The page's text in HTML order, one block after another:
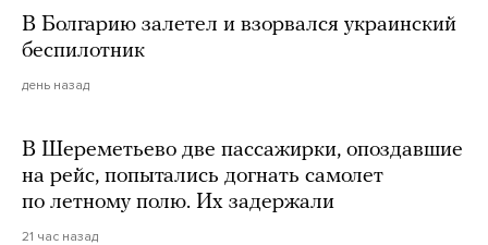
В Болгарию залетел и взорвался украинский
беспилотник
день назад
В Шереметьево две пассажирки, опоздавшие
на рейс, попытались догнать самолет
по летному полю. Их задержали
21 час назад